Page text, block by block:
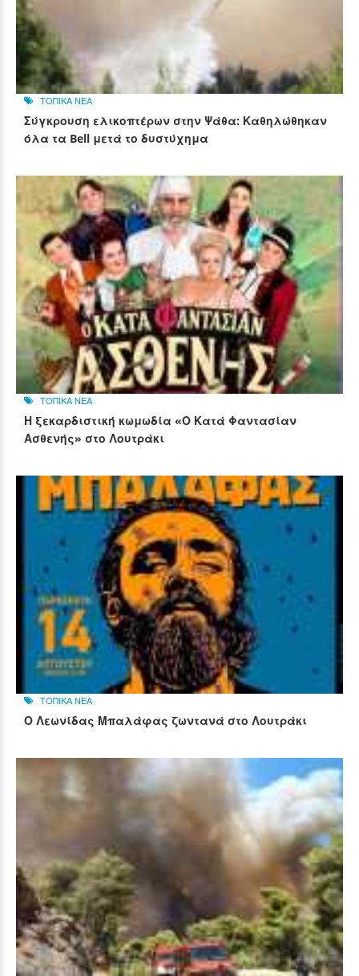
ΤΟΠΙΚΑ ΝΕΑ
Σύγκρουση ελικοπτέρων στην Ψάθα: Καθηλώθηκαν
όλα τα Bell μετά το δυστύχημα
ΤΟΠΙΚΑ ΝΕΑ
Η ξεκαρδιστική κωμωδία «Ο Κατά Φαντασίαν
Ασθενής» στο Λουτράκι
ΤΟΠΙΚΑ ΝΕΑ
Ο Λεωνίδας Μπαλάφας ζωντανά στο Λουτράκι